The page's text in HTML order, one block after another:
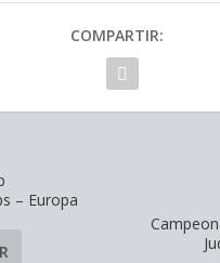
COMPARTIR:
– Europa